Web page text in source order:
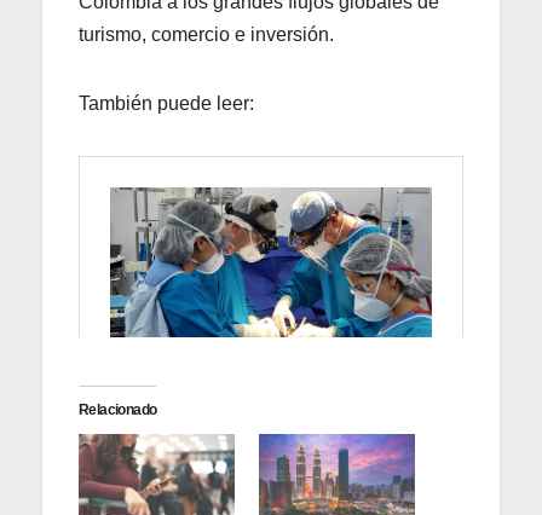
turismo, comercio e inversión.
También puede leer:
Relacionado